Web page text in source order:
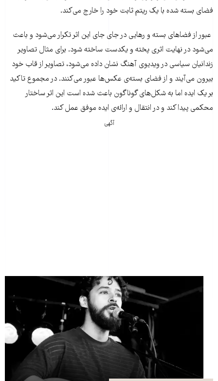
فضای بسته شده با یک ریتم ثابت خود را خارج می‌کند.
عبور از فضا‌های بسته و رهایی در جای جای این اثر تکرار می‌شود و باعث
می‌شود در نهایت اثری پخته و یکدست ساخته شود. برای مثال تصاویر
زندانیان سیاسی در ویدیوی آهنگ نشان داده می‌شود، تصاویر از قاب خود
بیرون می‌آیند و از فضای بسته‌ی عکس‌ها عبور می‌کنند. در مجموع تاکید
بر یک ایده اما به شکل‌های گوناگون باعث شده است این اثر ساختار
محکمی پیدا کند و در انتقال و ارائه‌ی ایده موفق عمل کند.
آگهی